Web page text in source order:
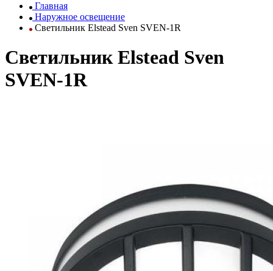
Главная
Наружное освещение
Светильник Elstead Sven SVEN-1R
Светильник Elstead Sven
SVEN-1R